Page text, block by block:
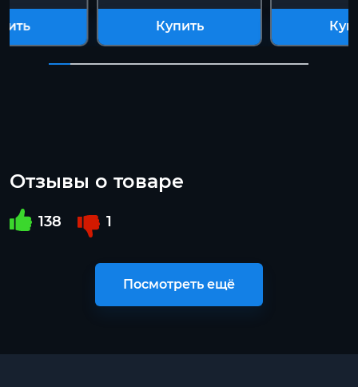
Купить
Отзывы о товаре
138 1
Посмотреть ещё